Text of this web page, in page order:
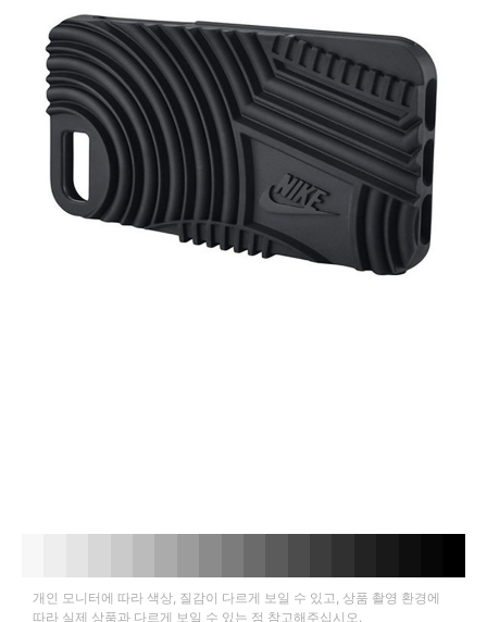
개인 모니터에 따라 색상, 질감이 다르게 보일 수 있고, 상품 촬영 환경에
따라 실제 상품과 다르게 보일 수 있는 점 참고해주십시오.